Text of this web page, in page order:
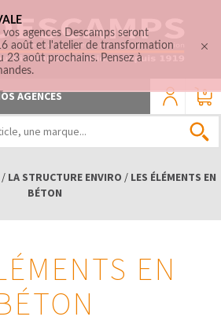
0
AGENCES
/ LA STRUCTURE ENVIRO / LES ÉLÉMENTS EN
BÉTON
EN
agences Descamps seront
août et l'atelier de transformation
23 août prochains. Pensez à